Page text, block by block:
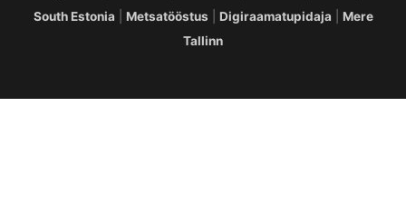
South Estonia
Metsatööstus Digiraamatupidaja
Mere
Tallinn